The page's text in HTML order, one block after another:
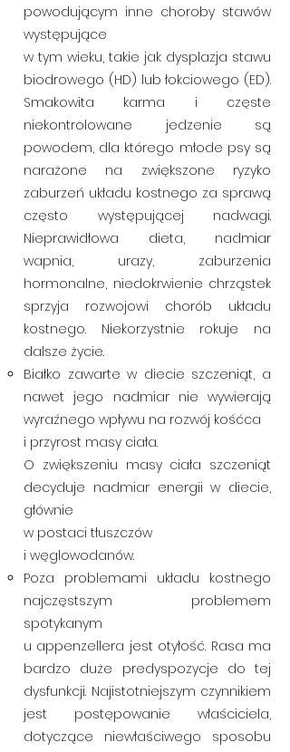
powodującym inne choroby stawów
występujące
w tym wieku, takie jak dysplazja stawu
biodrowego (HD) lub łokciowego (ED).
Smakowita karma i częste
niekontrolowane jedzenie są
powodem, dla którego młode psy są
narażone na zwiększone ryzyko
zaburzeń układu kostnego za sprawą
często występującej nadwagi.
Nieprawidłowa dieta, nadmiar
wapnia, urazy, zaburzenia
hormonalne, niedokrwienie chrząstek
sprzyja rozwojowi chorób układu
kostnego. Niekorzystnie rokuje na
dalsze życie.
Białko zawarte w diecie szczeniąt, a
nawet jego nadmiar nie wywierają
wyraźnego wpływu na rozwój kośćca
i przyrost masy ciała.
O zwiększeniu masy ciała szczeniąt
decyduje nadmiar energii w diecie,
głównie
w postaci tłuszczów
i węglowodanów.
Poza problemami układu kostnego
najczęstszym problemem
spotykanym
u appenzellera jest otyłość. Rasa ma
bardzo duże predyspozycje do tej
dysfunkcji. Najistotniejszym czynnikiem
jest postępowanie właściciela,
dotyczące niewłaściwego sposobu